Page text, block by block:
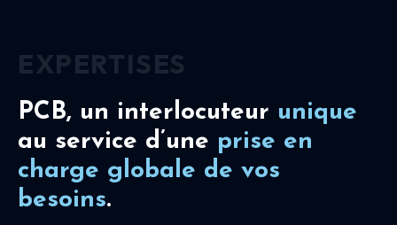
PCB, un interlocuteur unique
au service d’une prise en
charge globale de vos
besoins.
EXPERTISES